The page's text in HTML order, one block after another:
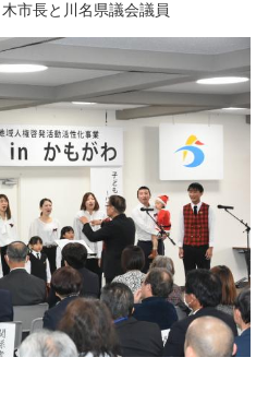
市長と川名県議会議員